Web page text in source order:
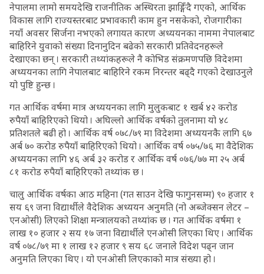
नेपालमा लामो समयदेखि राजनीतिक अस्थिरता झाङ्गिँदै गएको, आर्थिक
विकास लागि राज्यस्तरबाट प्रभावकारी काम हुन नसकेको, रोजगारीका
नयाँ अवसर सिर्जना नभएको लगायत कारण अध्ययनका नाममा नेपालबाट
बाहिरिने युवाको संख्या दिनानुदिन बढेको सरकारी प्रतिवेदनहरूले
देखाएका छन् । सरकारी तथ्यांकहरूले नै कोभिड संक्रमणपछि विदेशमा
अध्ययनका लागि नेपालबाट बाहिरिने रकम निरन्तर बढ्दै गएको देखाउनुले
यो पुष्टि हुन्छ ।
गत आर्थिक वर्षमा मात्र अध्ययनका लागि मुलुकबाट १ खर्ब ४२ करोड
रुपैयाँ बाहिरिएको थियो । अघिल्लो आर्थिक वर्षको तुलनामा यो ४८
प्रतिशतले बढी हो । आर्थिक वर्ष ०७८/७९ मा विदेशमा अध्ययनकै लागि ६७
अर्ब ७० करोड रुपैयाँ बाहिरिएको थियो । आर्थिक वर्ष ०७५/७६ मा वैदेशिक
अध्ययनका लागि ४६ अर्ब ३२ करोड र आर्थिक वर्ष ०७६/७७ मा २५ अर्ब
८१ करोड रुपैयाँ बाहिरिएको तथ्यांक छ ।
चालु आर्थिक वर्षका आठ महिना (गत साउन देखि फागुनसम्म) ९० हजार १
सय ६९ जना विद्यार्थीले वैदेशिक अध्ययन अनुमति (नो अब्जेक्सन लेटर –
एनओसी) लिएको शिक्षा मन्त्रालयको तथ्यांक छ । गत आर्थिक वर्षमा १
लाख १० हजार २ सय १७ जना विद्यार्थीले एनओसी लिएका थिए । आर्थिक
वर्ष ०७८/७९ मा १ लाख १२ हजार ९ सय ६८ जनाले विदेश पढ्न जान
अनुमति लिएका थिए । यो एनओसी लिएकाको मात्र संख्या हो ।